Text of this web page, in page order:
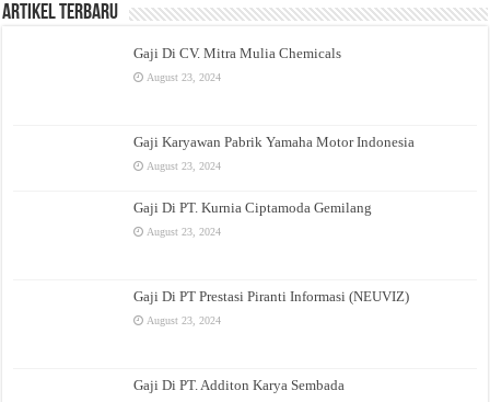
Artikel Terbaru
Gaji Di CV. Mitra Mulia Chemicals
August 23, 2024
Gaji Karyawan Pabrik Yamaha Motor Indonesia
August 23, 2024
Gaji Di PT. Kurnia Ciptamoda Gemilang
August 23, 2024
Gaji Di PT Prestasi Piranti Informasi (NEUVIZ)
August 23, 2024
Gaji Di PT. Additon Karya Sembada